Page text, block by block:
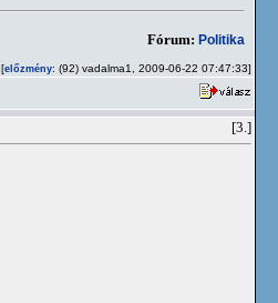
Fórum: Politika
[előzmény: (92) vadalma1, 2009-06-22 07:47:33]
[3.]